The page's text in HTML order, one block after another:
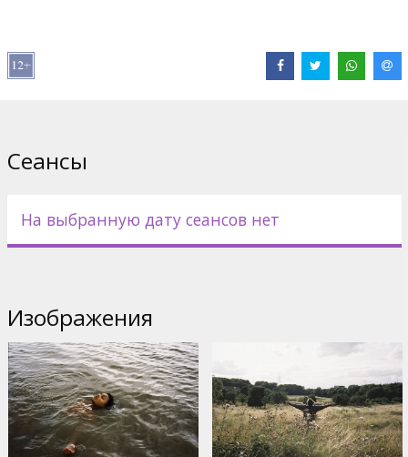
режиссер Арнольд на протяжении своей 30-летней карьеры
постоянно исследует социальные и антропологические темы,
фильм привносит нотки магического реализма. Эта драма о
поисках идентичности молодой девушки, участвовавшая в
обезоруживающую силу в ансамбле актеров: жизнерадостной
дебютантке Никии Адамс, обаятельных Франце Роговски
(«Большая свобода» (2021)) и Барри Кеогане («Солтберн»
Дистрибьютор: Kino Pavasaris Distribution
Pежиссер : Andrea Arnold
В ролях: Nykiya Adams,Barry Keoghan,Franz Rogowski
Сайты: IMDB
Сеансы
На выбранную дату сеансов нет
Изображения